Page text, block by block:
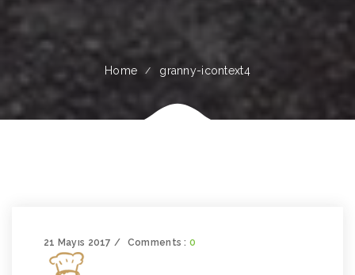
Home granny-icontext4
21 Mayıs 2017 Comments :0